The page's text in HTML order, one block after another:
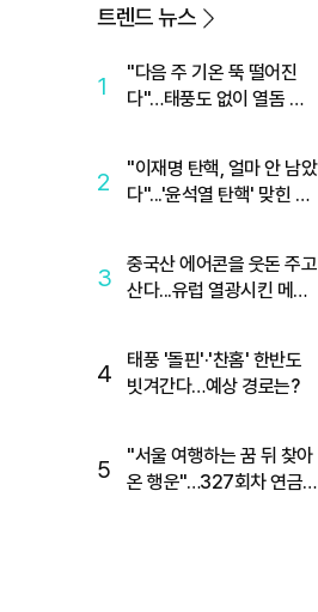
트렌드 뉴스
1
"다음 주 기온 뚝 떨어진
다"…태풍도 없이 열돔 박
2
"이재명 탄핵, 얼마 안 남았
다"...'윤석열 탄핵' 맞힌 무
3
중국산 에어콘을 웃돈 주고
산다...유럽 열광시킨 메이
4
태풍 '돌핀'·'찬홈' 한반도
빗겨간다…예상 경로는?
5
"서울 여행하는 꿈 뒤 찾아
온 행운"…327회차 연금